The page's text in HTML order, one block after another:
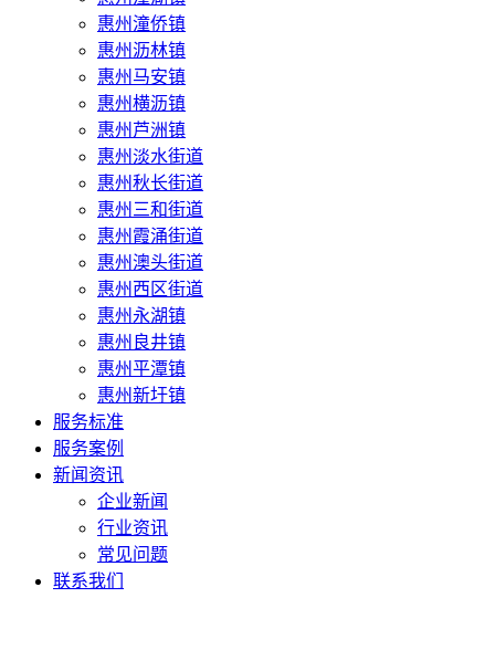
惠州潼侨镇
惠州沥林镇
惠州马安镇
惠州横沥镇
惠州芦洲镇
惠州淡水街道
惠州秋长街道
惠州三和街道
惠州霞涌街道
惠州澳头街道
惠州西区街道
惠州永湖镇
惠州良井镇
惠州平潭镇
惠州新圩镇
服务标准
服务案例
新闻资讯
企业新闻
行业资讯
常见问题
联系我们